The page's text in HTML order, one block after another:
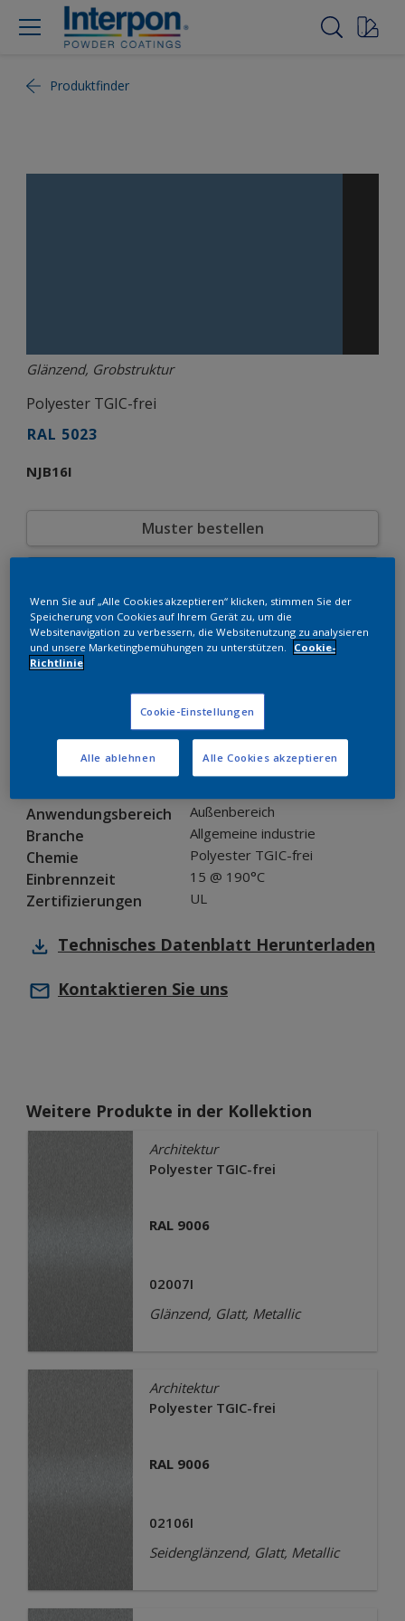
Produktfinder
Glänzend, Grobstruktur
Polyester TGIC-frei
RAL 5023
NJB16I
Muster bestellen
Produkteigenschaften
Produktcode NJB16I
Verpackungseinheit
RAL
Glänzend
Struktur
Anwendungsbereich Außenbereich
Branche Allgemeine industrie
Chemie Polyester TGIC-frei
Einbrennzeit 15 @ 190°C
Zertifizierungen UL
Technisches Datenblatt Herunterladen
Kontaktieren Sie uns
Weitere Produkte in der Kollektion
Architektur
Polyester TGIC-frei
RAL 9006
02007I
Glänzend, Glatt, Metallic
Architektur
Polyester TGIC-frei
RAL 9006
02106I
Seidenglänzend, Glatt, Metallic
Wenn Sie auf „Alle Cookies akzeptieren“ klicken, stimmen Sie der
Speicherung von Cookies auf Ihrem Gerät zu, um die
Websitenavigation zu verbessern, die Websitenutzung zu analysieren
und unsere Marketingbemühungen zu unterstützen.
Cookie-
Richtlinie
Cookie-Einstellungen
Alle ablehnen Alle Cookies akzeptieren